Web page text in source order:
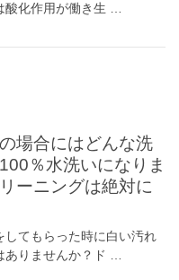
酸化作用が働き生 …
％水洗いになりま
ーニングは絶対に
してもらった時に白い汚れ
ありませんか？ド …